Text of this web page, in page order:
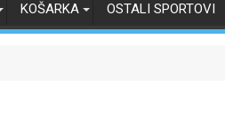
KOŠARKA OSTALI SPORTOVI